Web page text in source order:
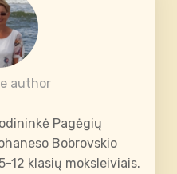
author
Pagėgių
Bobrovskio
12 klasių moksleiviais.